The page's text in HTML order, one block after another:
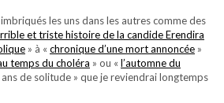
les uns dans les autres comme des
et triste histoire de la candide Erendira
» à « chronique d’une mort annoncée »
temps du choléra » ou « l’automne du
ans de solitude » que je reviendrai longtemps